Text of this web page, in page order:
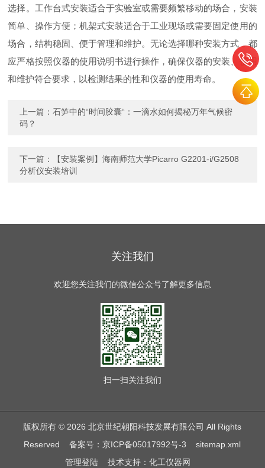
选择。工作台式安装适合于实验室或需要频繁移动的场合，安装
简单、操作方便；机架式安装适合于工业现场或需要固定使用的
场合，结构稳固、便于管理和维护。无论选择哪种安装方式，都
应严格按照仪器的使用说明书进行操作，确保仪器的安装、使用
和维护符合要求，以检测结果的性和仪器的使用寿命。
上一篇：石笋中的“时间胶囊“：一滴水如何揭秘万年气候密
码？
下一篇：
【安装案例】海南师范大学Picarro G2201-i/G2508
分析仪安装培训
关注我们
欢迎您关注我们的微信公众号了解更多信息
扫一扫关注我们
版权所有 © 2026 北京世纪朝阳科技发展有限公司 All Rights
Reserved备案号：京ICP备05017992号-3
sitemap.xml
管理登陆技术支持： 化工仪器网